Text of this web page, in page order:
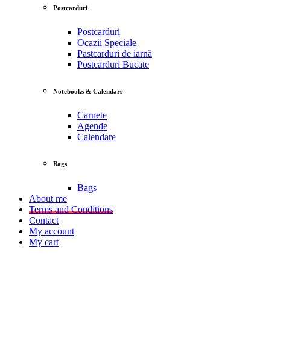
Postcarduri
Postcarduri
Ocazii Speciale
Pastcarduri de iarnă
Postcarduri Bucate
Notebooks & Calendars
Carnete
Agende
Calendare
Bags
Bags
About me
Terms and Conditions
Contact
My account
My cart